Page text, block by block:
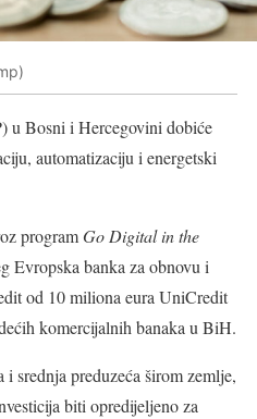
u Bosni i Hercegovini dobiće
automatizaciju i energetski
programGo Digital in the
Evropska banka za obnovu i
od 10 miliona eura UniCredit
komercijalnih banaka u BiH.
i srednja preduzeća širom zemlje,
biti opredijeljeno za